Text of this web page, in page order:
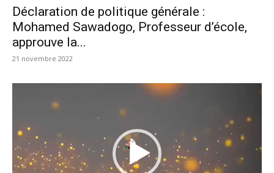
Déclaration de politique générale :
Mohamed Sawadogo, Professeur d’école,
approuve la...
21 novembre 2022